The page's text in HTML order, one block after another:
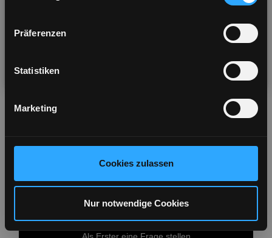
Präferenzen
Statistiken
Marketing
Cookies zulassen
Nur notwendige Cookies
TTR Detachable 1 Button Cable